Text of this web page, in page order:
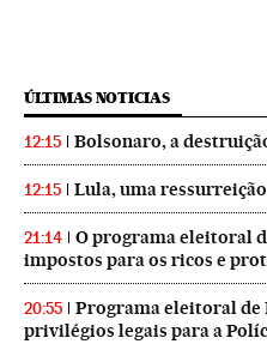
ÚLTIMAS NOTICIAS
12:15 Bolsonaro, a
12:15 Lula, uma ressurreição
21:14
O programa eleitoral
impostos para os ricos e
20:55
Programa eleitoral de
privilégios legais para a